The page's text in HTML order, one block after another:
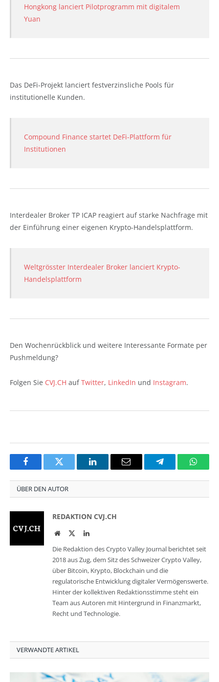
Hongkong lanciert Pilotprogramm mit digitalem
Yuan
Das DeFi-Projekt lanciert festverzinsliche Pools für
institutionelle Kunden.
Compound Finance startet DeFi-Plattform für
Institutionen
Interdealer Broker TP ICAP reagiert auf starke Nachfrage mit
der Einführung einer eigenen Krypto-Handelsplattform.
Weltgrösster Interdealer Broker lanciert Krypto-
Handelsplattform
Den Wochenrückblick und weitere Interessante Formate per
Pushmeldung?
Folgen Sie CVJ.CH aufTwitter, LinkedIn und Instagram.
FacebookTwitter LinkedInEmail Telegram
ÜBER DEN AUTOR
REDAKTION CVJ.CH
WebsiteTwitterLinkedIn
Die Redaktion des Crypto Valley Journal berichtet seit
2018 aus Zug, dem Sitz des Schweizer Crypto Valley,
über Bitcoin, Krypto, Blockchain und die
regulatorische Entwicklung digitaler Vermögenswerte.
Hinter der kollektiven Redaktionsstimme steht ein
Team aus Autoren mit Hintergrund in Finanzmarkt,
Recht und Technologie.
VERWANDTE ARTIKEL